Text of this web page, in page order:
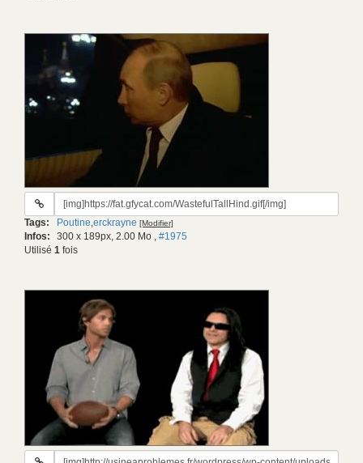
URL
gif:
Tags: Poutine,erckrayne [Modifier]
Infos: 300 x 189px, 2.00 Mo , #1975
Utilisé 1 fois
URL